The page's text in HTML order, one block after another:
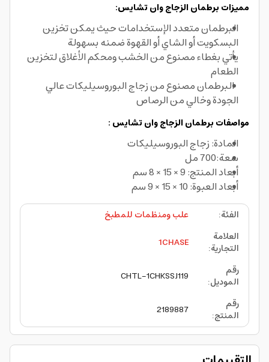
مميزات برطمان الزجاج وان تشايس:
البرطمان متعدد الإستخدامات حيث يمكن تخزين
البسكويت أو الشاي أو القهوة ضمنه بسهولة
يأتي بغطاء مصنوع من الخشب ومحكم الأغلاق لتخزين
الطعام
البرطمان مصنوع من زجاج البوروسيليكات عالي
الجودة وخالي من الرصاص
مواصفات برطمان الزجاج وان تشايس :
المادة: زجاج البوروسيليكات
سعة:700 مل
أبعاد المنتج: 9 × 15 × 8 سم
أبعاد العبوة: 10 × 15 × 9 سم
الفئة:
علب ومنظمات للمطبخ
العلامة
التجارية:
1CHASE
رقم
الموديل:
CHTL-1CHKSSJ119
رقم
المنتج:
2189887